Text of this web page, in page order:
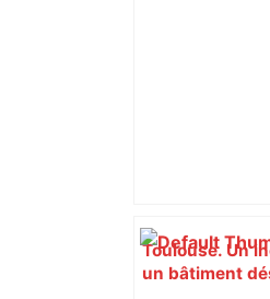
Toulouse. Un
un bâtiment